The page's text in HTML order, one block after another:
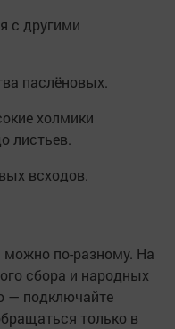
с другими
паслёновых.
холмики
листьев.
всходов.
по-разному. На
сбора и народных
— подключайте
только в